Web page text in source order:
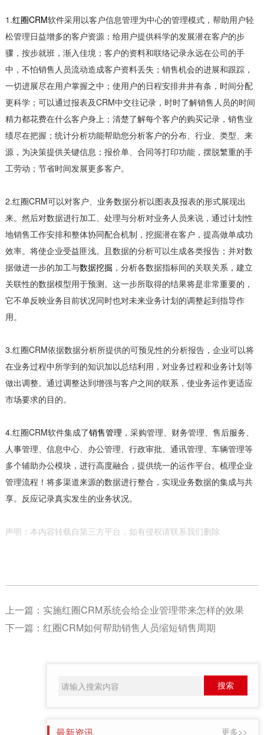
1.红圈CRM软件采用以客户信息管理为中心的管理模式，帮助用户轻
松管理日益增多的客户资源；给用户提供科学的发展潜在客户的步
骤，按步就班，渐入佳境；客户的资料和联络记录永远在公司的手
中，不怕销售人员流动造成客户资料丢失；销售机会的进展和跟踪，
一切进展尽在用户掌握之中；使用户的日程安排井井有条，时间分配
更科学；可以通过报表及CRM中交往记录，时时了解销售人员的时间
精力都花费在什么客户身上；清楚了解每个客户的购买记录，销售业
绩尽在把握；统计分析功能帮助您分析客户的分布、行业、类型、来
源，为决策提供关键信息；报价单、合同等打印功能，摆脱繁重的手
工劳动；节省时间发展更多客户。
2.红圈CRM可以对客户、业务数据分析以图表及报表的形式展现出
来。然后对数据进行加工、处理与分析对业务人员来说，通过计划性
地销售工作安排和整体协同配合机制，挖掘潜在客户，提高做单成功
效率。将使企业受益匪浅。且数据的分析可以生成各类报告；并对数
据做进一步的加工与数据挖掘 ，分析各数据指标间的关联关系，建立
关联性的数据模型用于预测。这一步所取得的结果将是非常重要的，
它不单反映业务目前状况同时也对未来业务计划的调整起到指导作
用。
3.红圈CRM依据数据分析所提供的可预见性的分析报告，企业可以将
在业务过程中所学到的知识加以总结利用，对业务过程和业务计划等
做出调整。通过调整达到增强与客户之间的联系，使业务运作更适应
市场要求的目的。
4.红圈CRM软件集成了销售管理 ，采购管理、财务管理、售后服务、
人事管理、信息中心、办公管理、行政审批、通讯管理、车辆管理等
多个辅助办公模块，进行高度融合，提供统一的运作平台。梳理企业
管理流程！将多渠道来源的数据进行整合，实现业务数据的集成与共
享。反应记录真实发生的业务状况。
声明：本内容转载自第三方平台，如有侵权请联系我们删除
上一篇： 实施红圈CRM系统会给企业管理带来怎样的效果
下一篇： 红圈CRM如何帮助销售人员缩短销售周期
最新资讯 更多>>